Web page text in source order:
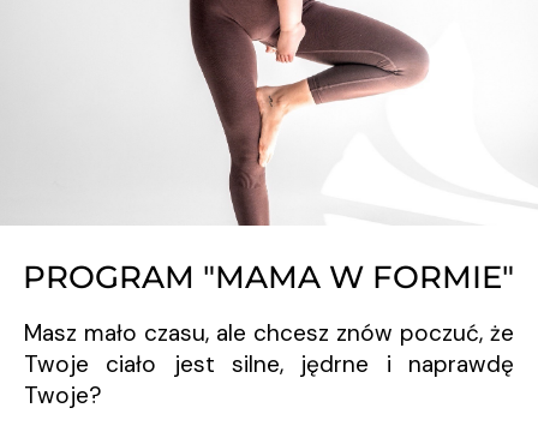
PROGRAM "MAMA W FORMIE"
Masz mało czasu, ale chcesz znów poczuć, że
Twoje ciało jest silne, jędrne i naprawdę
Twoje?